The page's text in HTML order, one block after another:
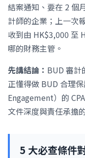
結案通知、要在 2 個
計師的企業；上一次
收到由 HK$3,000 至
哪的財務主管。
先講結論： BUD 審計
正懂得做 BUD 合理
Engagement）的
文件深度與責任承擔
5 大必查條件